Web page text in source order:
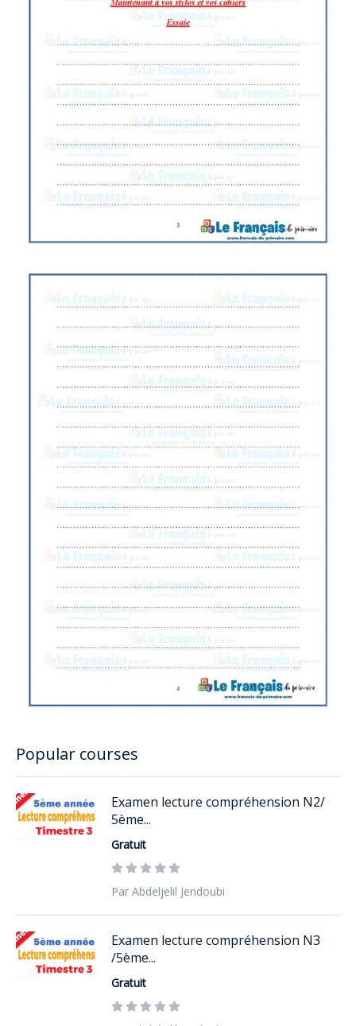
Popular courses
Examen lecture compréhension N2/
5ème...
Gratuit
Par Abdeljelil Jendoubi
Examen lecture compréhension N3
/5ème...
Gratuit